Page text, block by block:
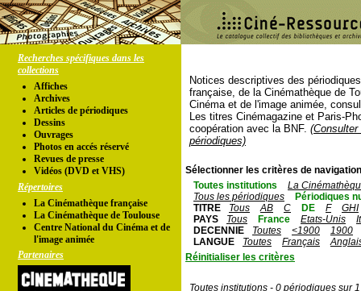
Recherches spécifiques dans les
collections
Affiches
Archives
Articles de périodiques
Dessins
Ouvrages
Photos en accés réservé
Revues de presse
Vidéos (DVD et VHS)
Répertoires
La Cinémathèque française
La Cinémathèque de Toulouse
Centre National du Cinéma et de
l'image animée
Partenaires
Notices descriptives des
française, de la Cinémathèque de
Cinéma et de l'image animée,
Les titres Cinémagazine et Paris-
coopération avec la BNF.
périodiques)
Sélectionner les critères de
Toutes institutions
La
Tous les périodiques
Périodiques
TITRE
Tous AB C DE F
GHI
PAYS
Tous France Etats-Unis
DECENNIE
Toutes <1900
1900
LANGUE
Toutes Français
Réinitialiser les critères
Toutes institutions - 0 périodiques sur